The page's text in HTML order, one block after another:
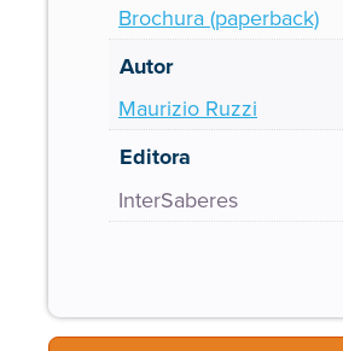
Brochura (paperback)
Autor
Maurizio Ruzzi
Editora
InterSaberes